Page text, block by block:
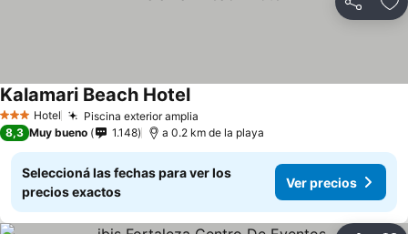
Compartir
3 Estrellas
Hotel Piscina exterior amplia
Kalamari Beach HotelVer precios
8,3 Muy bueno 1.148 a 0.2 km de la playa
Seleccioná las fechas para ver los
precios exactos
Ver precios